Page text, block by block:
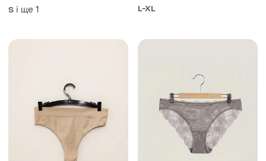
S і ще 1 L-XL